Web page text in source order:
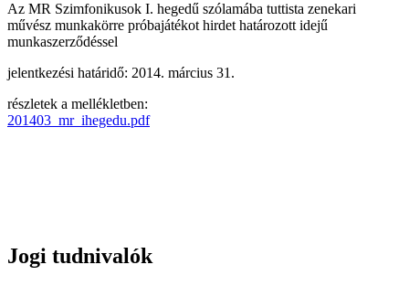
Az MR Szimfonikusok I. hegedű szólamába tuttista zenekari
művész munkakörre próbajátékot hirdet határozott idejű
munkaszerződéssel
jelentkezési határidő: 2014. március 31.
részletek a mellékletben:
201403_mr_ihegedu.pdf
Jogi tudnivalók